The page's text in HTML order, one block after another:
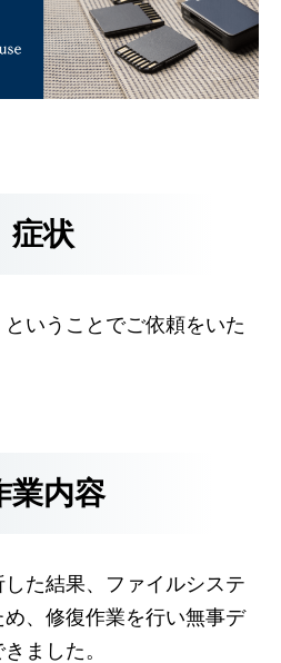
症状
いうことでご依頼をいた
業内容
た結果、ファイルシステ
、修復作業を行い無事デ
ました。